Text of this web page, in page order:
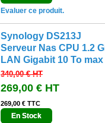
Evaluer ce produit.
Synology DS213J
Serveur Nas CPU 1.2
LAN Gigabit 10 To
340,00 €HT
269,00 € HT
269,00 € TTC
En Stock